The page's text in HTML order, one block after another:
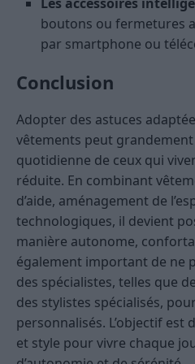
boutons ou fermetures
par smartphone ou
Conclusion
Adopter des astuces
vêtements peut
quotidienne de ceux qui
réduite. En combinant
d’aide, aménagement de
technologiques, il devient
manière autonome,
également important de ne
des spécialistes, telles que
des stylistes spécialisés,
personnalisés. L’objectif est
et style pour vivre chaque